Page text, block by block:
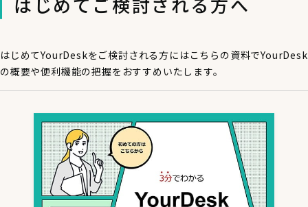
はじめてYourDeskをご検討される方にはこちらの資料でYourDesk
の概要や便利機能の把握をおすすめいたします。